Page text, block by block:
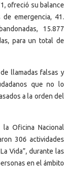
ofreció su balance
emergencia, 41.
15.877
para un total de
llamadas falsas y
que no lo
a la orden del
Oficina Nacional
306 actividades
Vida”, durante las
en el ámbito